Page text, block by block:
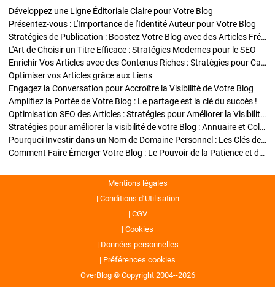
Développez une Ligne Éditoriale Claire pour Votre Blog
Présentez-vous : L'Importance de l'Identité Auteur pour Votre Blog
Stratégies de Publication : Boostez Votre Blog avec des Articles Fréquents et Exclusifs
L'Art de Choisir un Titre Efficace : Stratégies Modernes pour le SEO
Enrichir Vos Articles avec des Contenus Riches : Stratégies pour Captiver et Optimiser
Optimiser vos Articles grâce aux Liens
Engagez la Conversation pour Accroître la Visibilité de Votre Blog
Amplifiez la Portée de Votre Blog : Le partage est la clé du succès !
Optimisation SEO des Articles : Stratégies pour Améliorer la Visibilité de Votre Blog
Stratégies pour améliorer la visibilité de votre Blog : Annuaire et Collaborations
Pourquoi Investir dans un Nom de Domaine Personnel : Les Clés de la Réussite de Votre Blog
Comment Faire Émerger Votre Blog : Le Pouvoir de la Patience et de la Persévérance
Mentions légales
Conditions d’Utilisation
CGV
Cookies
Données personnelles
Préférences cookies
OverBlog © Copyright 2004--2026